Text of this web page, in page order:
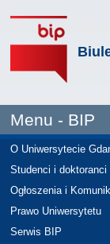
Menu - BIP
O Uniwersytecie
Studenci i doktoranci
Ogłoszenia i
Prawo Uniwersytetu
Serwis BIP